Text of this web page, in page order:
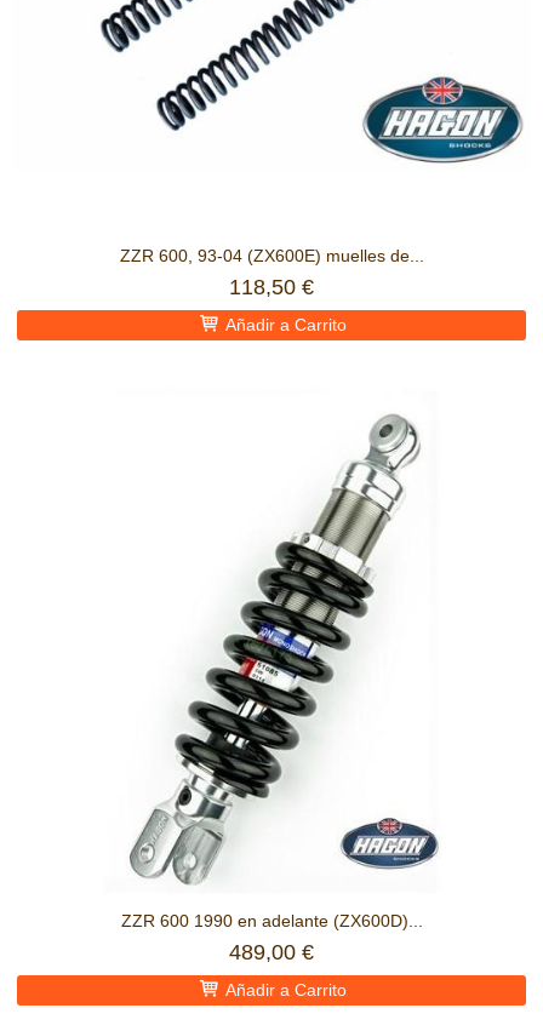
ZZR 600, 93-04 (ZX600E) muelles de...
118,50 €
Añadir a Carrito
ZZR 600 1990 en adelante (ZX600D)...
489,00 €
Añadir a Carrito